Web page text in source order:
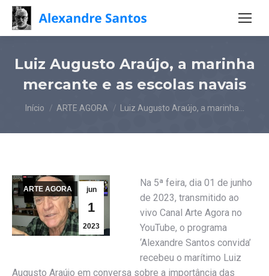
Luiz Augusto Araújo, a marinha
mercante e as escolas navais
Você está aqui:
Início ARTE AGORA Luiz Augusto Araújo, a marinha…
jun
1
2023
ARTE AGORA
Na 5ª feira, dia 01 de junho
de 2023, transmitido ao
vivo Canal Arte Agora no
YouTube, o programa
‘Alexandre Santos convida’
recebeu o marítimo Luiz
Augusto Araújo em conversa sobre a importância das